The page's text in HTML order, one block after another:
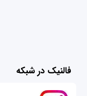
فالنیک در شبکه